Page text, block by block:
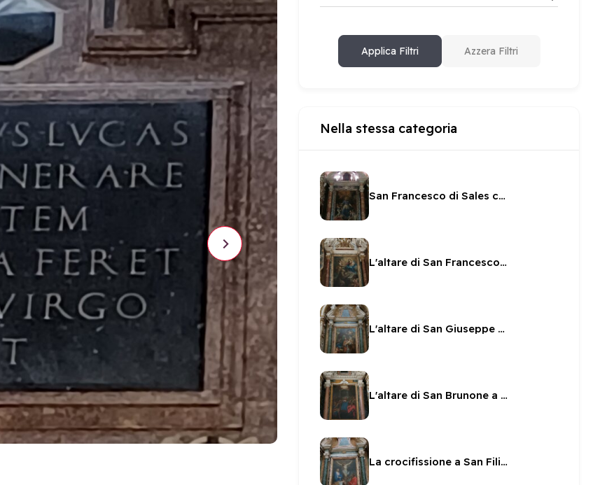
Applica Filtri Azzera Filtri
Nella stessa categoria
San Francesco di Sales calpesta l'eresia
L'altare di San Francesco di Paola
L'altare di San Giuseppe a San Filippo
L'altare di San Brunone a San Filippo
La crocifissione a San Filippo